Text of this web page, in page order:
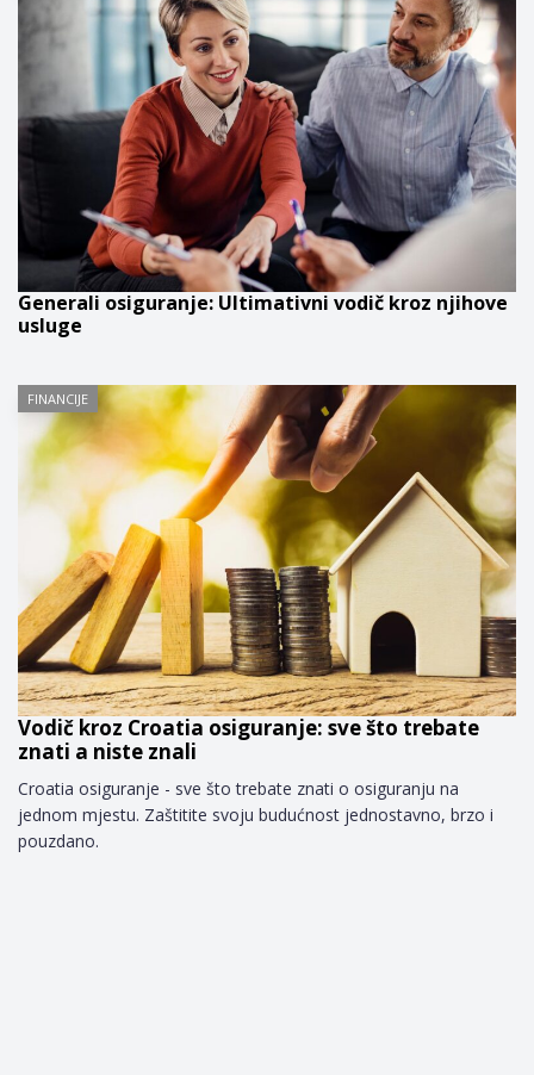
Generali osiguranje: Ultimativni vodič kroz njihove
usluge
FINANCIJE
Vodič kroz Croatia osiguranje: sve što trebate
znati a niste znali
Croatia osiguranje - sve što trebate znati o osiguranju na
jednom mjestu. Zaštitite svoju budućnost jednostavno, brzo i
pouzdano.